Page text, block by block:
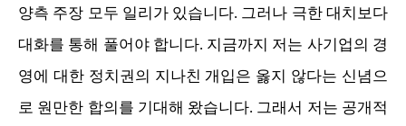
양측 주장 모두 일리가 있습니다. 그러나 극한 대치보다
대화를 통해 풀어야 합니다. 지금까지 저는 사기업의 경
영에 대한 정치권의 지나친 개입은 옳지 않다는 신념으
로 원만한 합의를 기대해 왔습니다. 그래서 저는 공개적